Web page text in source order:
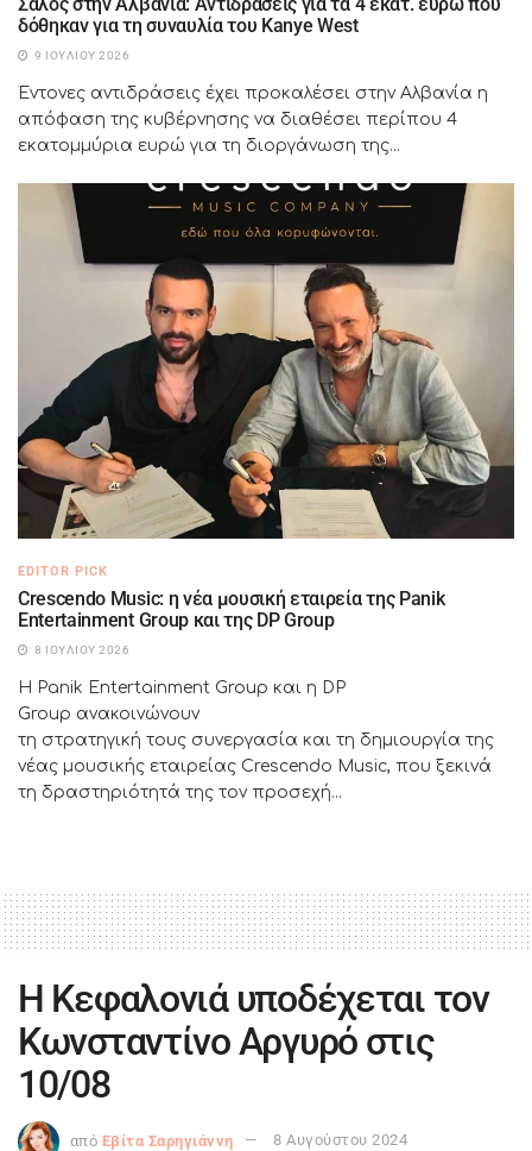
δόθηκαν για τη συναυλία του Kanye West
9 ΙΟΥΛΊΟΥ 2026
Έντονες αντιδράσεις έχει προκαλέσει στην Αλβανία η
απόφαση της κυβέρνησης να διαθέσει περίπου 4
εκατομμύρια ευρώ για τη διοργάνωση της...
EDITOR PICK
Crescendo Music: η νέα μουσική εταιρεία της Panik
Entertainment Group και της DP Group
8 ΙΟΥΛΊΟΥ 2026
Η Panik Entertainment Group και η DP
Group ανακοινώνουν
τη στρατηγική τους συνεργασία και τη δημιουργία της
νέας μουσικής εταιρείας Crescendo Music, που ξεκινά
τη δραστηριότητά της τον προσεχή...
Η Κεφαλονιά υποδέχεται τον
Κωνσταντίνο Αργυρό στις
10/08
από Εβίτα Σαρηγιάννη
8 Αυγούστου 2024